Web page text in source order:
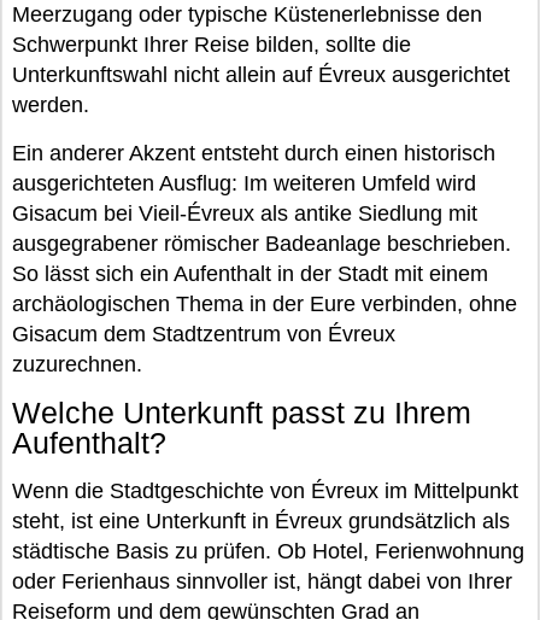
Meerzugang oder typische Küstenerlebnisse den
Schwerpunkt Ihrer Reise bilden, sollte die
Unterkunftswahl nicht allein auf Évreux ausgerichtet
werden.
Ein anderer Akzent entsteht durch einen historisch
ausgerichteten Ausflug: Im weiteren Umfeld wird
Gisacum bei Vieil-Évreux als antike Siedlung mit
ausgegrabener römischer Badeanlage beschrieben.
So lässt sich ein Aufenthalt in der Stadt mit einem
archäologischen Thema in der Eure verbinden, ohne
Gisacum dem Stadtzentrum von Évreux
zuzurechnen.
Welche Unterkunft passt zu Ihrem
Aufenthalt?
Wenn die Stadtgeschichte von Évreux im Mittelpunkt
steht, ist eine Unterkunft in Évreux grundsätzlich als
städtische Basis zu prüfen. Ob Hotel, Ferienwohnung
oder Ferienhaus sinnvoller ist, hängt dabei von Ihrer
Reiseform und dem gewünschten Grad an